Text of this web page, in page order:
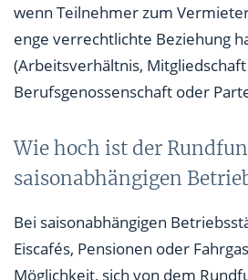
wenn Teilnehmer zum
enge verrechtlichte Beziehung
(Arbeitsverhältnis,
Berufsgenossenschaft oder
Wie hoch ist der
saisonabhängigen
Bei saisonabhängigen
Eiscafés, Pensionen oder
Möglichkeit, sich von dem